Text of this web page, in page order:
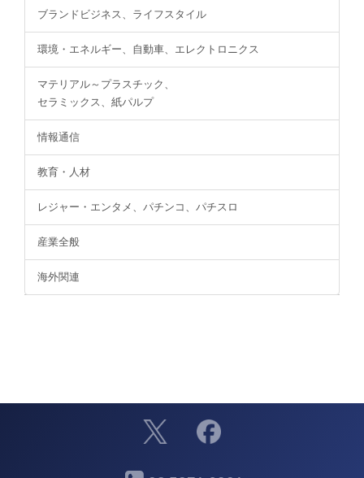
ブランドビジネス、ライフスタイル
環境・エネルギー、自動車、エレクトロニクス
マテリアル～プラスチック、
セラミックス、紙パルプ
情報通信
教育・人材
レジャー・エンタメ、パチンコ、パチスロ
産業全般
海外関連